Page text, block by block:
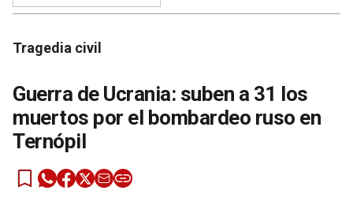
Tragedia civil
Guerra de Ucrania: suben a 31 los
muertos por el bombardeo ruso en
Ternópil